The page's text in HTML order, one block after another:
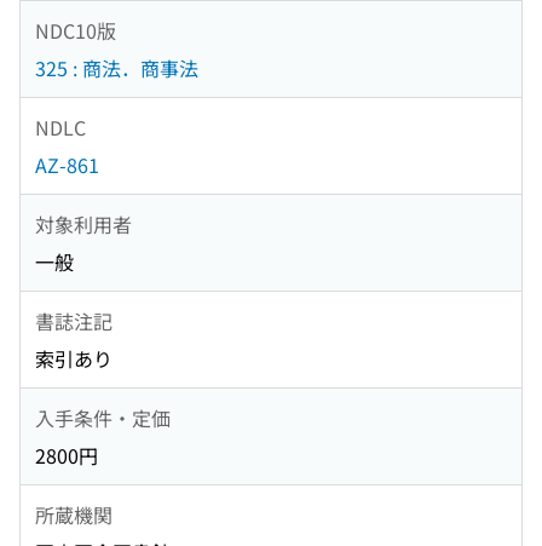
NDC10版
325 : 商法．商事法
NDLC
AZ-861
対象利用者
一般
書誌注記
索引あり
入手条件・定価
2800円
所蔵機関